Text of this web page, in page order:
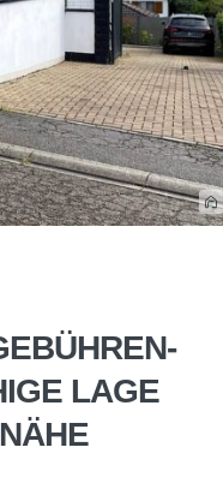
LAGE